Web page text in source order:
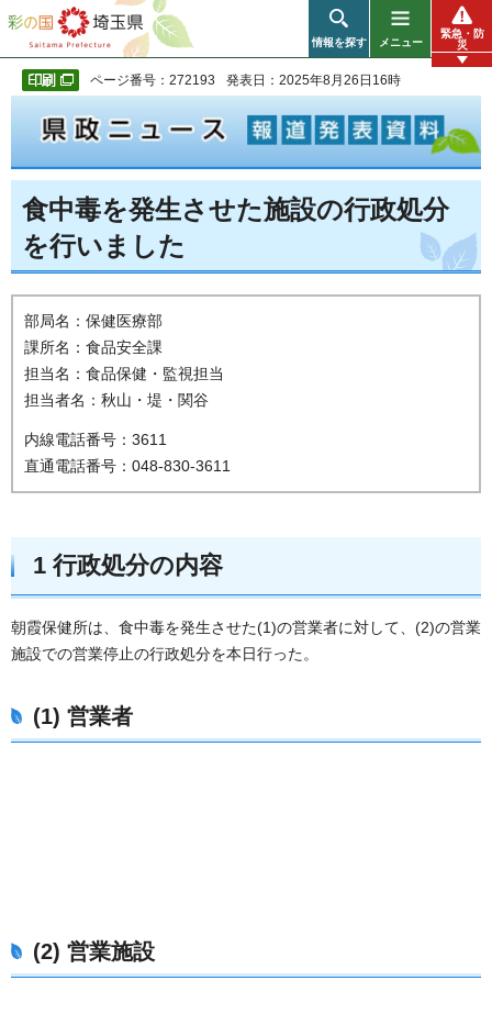
彩の国 埼玉県
情報を探す メニュー
緊急・防
災
ページ番号：272193 発表日：2025年8月26日16時
食中毒を発生させた施設の行政処分
を行いました
部局名：保健医療部
課所名：食品安全課
担当名：食品保健・監視担当
担当者名：秋山・堤・関谷
内線電話番号：3611
直通電話番号：048-830-3611
1 行政処分の内容
朝霞保健所は、食中毒を発生させた(1)の営業者に対して、(2)の営業
施設での営業停止の行政処分を本日行った。
(1) 営業者
(2) 営業施設